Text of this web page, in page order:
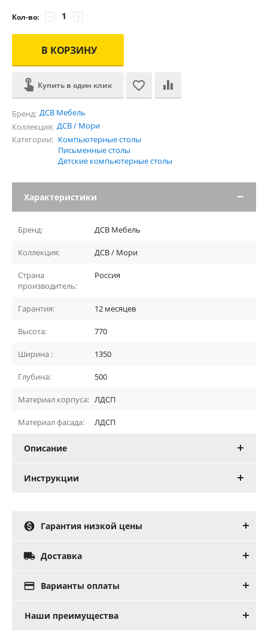
Кол-во: +
−
В КОРЗИНУ
Купить в один клик
Бренд: ДСВ Мебель
Коллекция: ДСВ / Мори
Категории: Компьютерные столы
Письменные столы
Детские компьютерные столы
Характеристики
Бренд: ДСВ Мебель
Коллекция: ДСВ / Мори
Страна
производитель:
Россия
Гарантия: 12 месяцев
Высота: 770
Ширина : 1350
Глубина: 500
Материал корпуса: ЛДСП
Материал фасада: ЛДСП
Описание
Инструкции
 Гарантия низкой цены
 Доставка
 Варианты оплаты
Наши преимущества